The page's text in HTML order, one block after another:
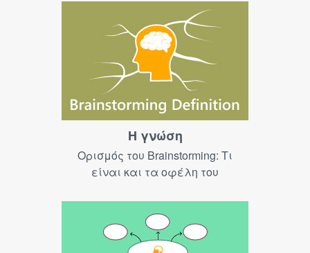
Η γνώση
Ορισμός του Brainstorming: Τι
είναι και τα οφέλη του